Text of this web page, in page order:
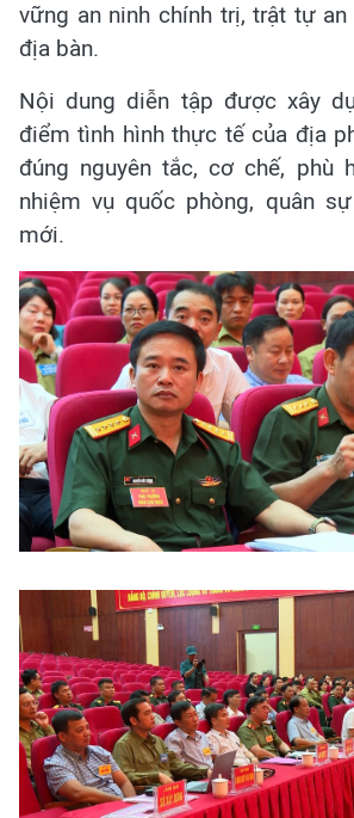
vững an ninh chính trị, trật tự
địa bàn.
Nội dung diễn tập được xây
điểm tình hình thực tế của địa
đúng nguyên tắc, cơ chế, phù
nhiệm vụ quốc phòng, quân
mới.